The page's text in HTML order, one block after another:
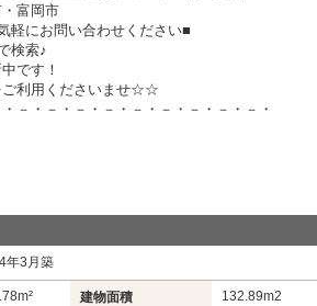
富岡市
軽にお問い合わせください■
検索♪
です！
利用くださいませ☆☆
－・－・－・－・－・－・－・－・－・
年3月築
建物面積 132.89m2